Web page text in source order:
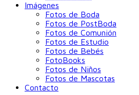
Imágenes
Fotos de Boda
Fotos de PostBoda
Fotos de Comunión
Fotos de Estudio
Fotos de Bebés
FotoBooks
Fotos de Niños
Fotos de Mascotas
Contacto